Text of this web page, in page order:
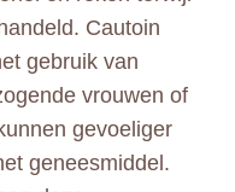
Cautoin
gebruik van
vrouwen of
gevoeliger
geneesmiddel.